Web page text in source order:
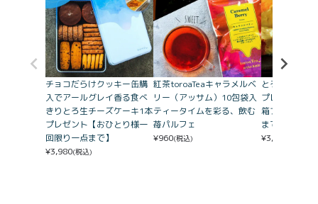
チョコだらけクッキー缶購
入でアールグレイ香る食べ
きりとろ生チーズケーキ1本
プレゼント【おひとり様一
回限り一点まで】
¥3,980(税込)
紅茶toroaTeaキャラメルベ
リー（アッサム）10包袋入
ティータイムを彩る、飲む
苺パルフェ
¥960(税込)
とろ生チーズ
プレミアムバ
箱プレゼント
まで）
¥3,780